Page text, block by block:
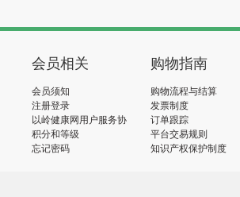
会员相关
会员须知
注册登录
以岭健康网用户服务协
议
积分和等级
忘记密码
购物指南
购物流程与结算
发票制度
订单跟踪
平台交易规则
知识产权保护制度